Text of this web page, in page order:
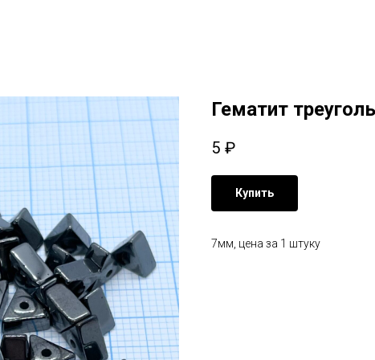
Гематит
5 ₽
Купить
7мм, цена за 1 штуку